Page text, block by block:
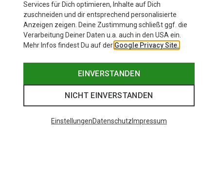
Services für Dich optimieren, Inhalte auf Dich
zuschneiden und dir entsprechend personalisierte
Anzeigen zeigen. Deine Zustimmung schließt ggf. die
Verarbeitung Deiner Daten u.a. auch in den USA ein.
Mehr Infos findest Du auf der Google Privacy Site.
EINVERSTANDEN
NICHT EINVERSTANDEN
EinstellungenDatenschutz Impressum